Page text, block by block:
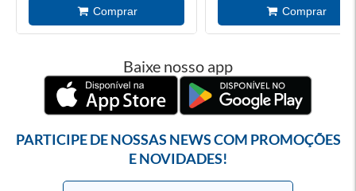
Baixe nosso app
PARTICIPE DE NOSSAS NEWS COM PROMOÇÕES
E NOVIDADES!